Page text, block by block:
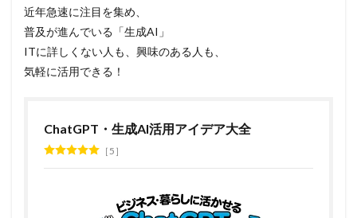
近年急速に注目を集め、
普及が進んでいる「生成AI」
ITに詳しくない人も、興味のある人も、
気軽に活用できる！
ChatGPT・生成AI活用アイデア大全
5